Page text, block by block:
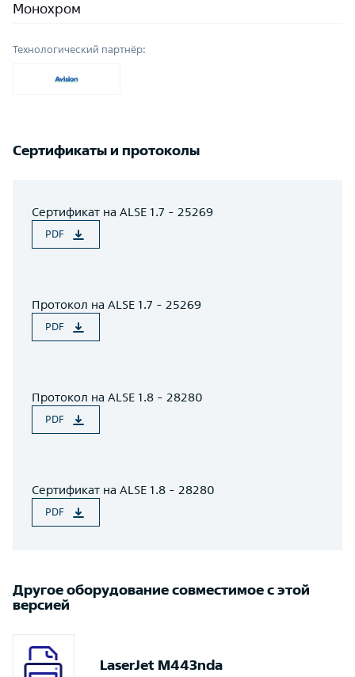
Монохром
Технологический партнёр:
Сертификаты и протоколы
Сертификат на ALSE 1.7 - 25269
PDF
Протокол на ALSE 1.7 - 25269
PDF
Протокол на ALSE 1.8 - 28280
PDF
Сертификат на ALSE 1.8 - 28280
PDF
Другое оборудование совместимое с этой
версией
LaserJet M443nda